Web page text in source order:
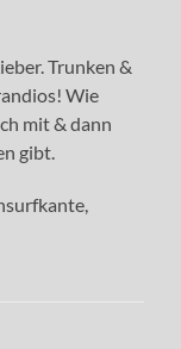
Trunken &
Wie
mit & dann
gibt.